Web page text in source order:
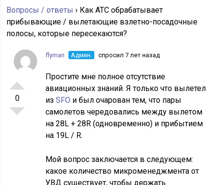
Вопросы / ответы › Как ATC обрабатывает
прибывающие / вылетающие взлетно-посадочные
полосы, которые пересекаются?
0
flyman Админ. спросил 7 лет назад
Простите мне полное отсутствие
авиационных знаний. Я только что вылетел
изSFO и был очарован тем, что пары
самолетов чередовались между вылетом
на 28L + 28R (одновременно) и прибытием
на 19L / R.
Мой вопрос заключается в следующем:
какое количество микроменеджмента от
УВД существует, чтобы держать